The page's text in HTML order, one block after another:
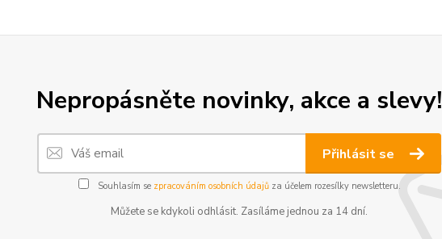
Nepropásněte novinky, akce a slevy!
Přihlásit se
Souhlasím se zpracováním osobních údajůza účelem rozesílky newsletteru.
Můžete se kdykoli odhlásit. Zasíláme jednou za 14 dní.